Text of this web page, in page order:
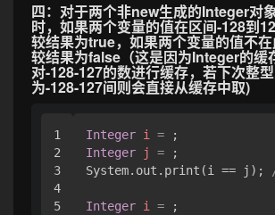
四：对于两个非new生成的Integer对
时，如果两个变量的值在区间-128到
较结果为true，如果两个变量的值不
较结果为false（这是因为Integer的缓
对-128-127的数进行缓存，若下次整
为-128-127间则会直接从缓存中取)
1
2
3
4
5
Integer i =
Integer
j = ;
System.out.print(i == j);
Integer i =